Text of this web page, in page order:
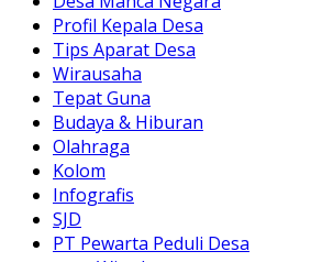
Profil Kepala Desa
Tips Aparat Desa
Wirausaha
Tepat Guna
Budaya & Hiburan
Olahraga
Kolom
Infografis
SJD
PT Pewarta Peduli Desa